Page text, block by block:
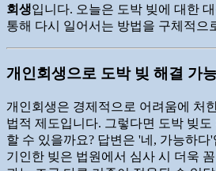
회생입니다. 오늘은 도박 빚에 대한
통해 다시 일어서는 방법을 구체적으
개인회생으로 도박 빚 해결 가
개인회생은 경제적으로 어려움에 처
법적 제도입니다. 그렇다면 도박 빚
할 수 있을까요? 답변은 '네, 가능하다
기인한 빚은 법원에서 심사 시 더욱